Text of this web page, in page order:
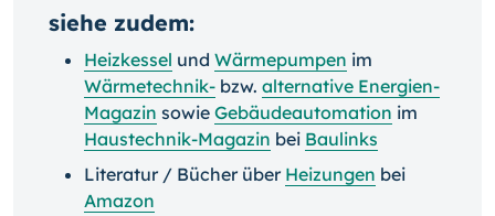
siehe zudem:
Heizkessel und Wärmepumpen im
Wärmetechnik- bzw. alternative Energien-
Magazin sowie Gebäudeautomation im
Haustechnik-Magazin bei Baulinks
Literatur / Bücher über Heizungen bei
Amazon